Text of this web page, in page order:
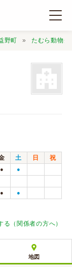
野町 たむら動物ク
土 日
祝
● ●
● ●
（関係者の方へ）
地図